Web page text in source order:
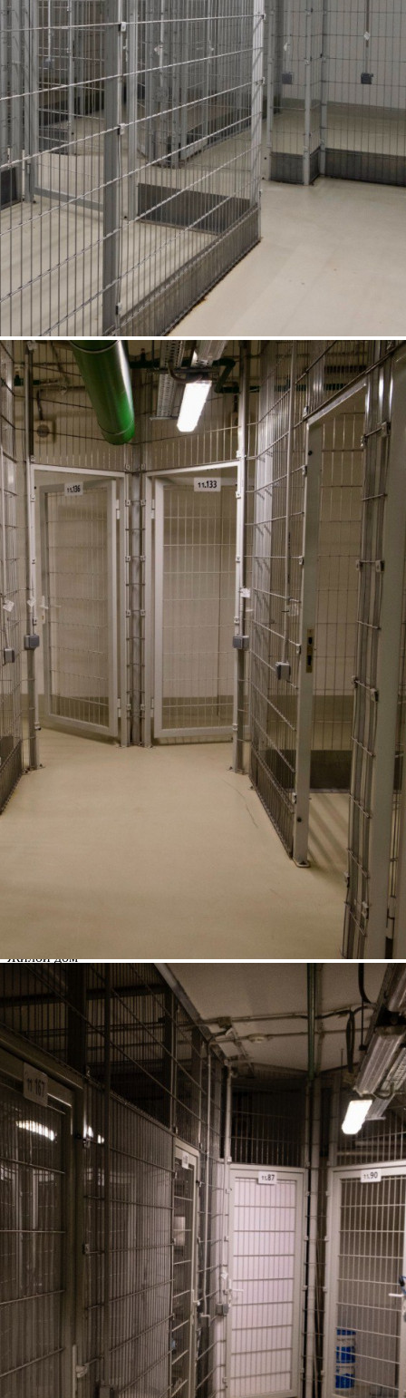
Продажа
Жилой дом
117192 - Г. МОСКВА,
ЛЕНИНГРАДСКИЙ
ПРОСПЕКТ, Д.36СТР38
Москва / Московская обл
Получить контакты Посмотреть на карте
Освободите дом от лишних вещей и создайте идеальный
порядок! Сейчас — лучший момент приобрести кладовую по
специальной цене. Почему стоит купить? Безопасность –
круглосуточный контроль доступа. Доступность – всё под
рукой: не нужно ехать на склад, ваши вещи всегда рядом.
Экономия – скидка до 10%....
210 (+1)
Навигация
Характеристики
О помещении
Где находится
Контакты
Другие объявления
Характеристики помещения
№ объявления
Жилой дом
Предлагается
Желаемый / подходящий вид деятельности
Не указано
Назначение
Не указано
Размер площади (м2)
5
Цена за помещение
900 000 руб.
О помещении